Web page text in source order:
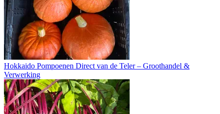
Hokkaido Pompoenen Direct van de Teler – Groothandel &
Verwerking